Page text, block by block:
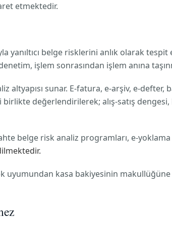
etmektedir.
belge risklerini anlık olarak
işlem sonrasından işlem anına
altyapısı sunar. E-fatura, e-arşiv, e-
değerlendirilerek; alış-satış dengesi,
belge risk analiz programları, e-
uyumundan kasa bakiyesinin